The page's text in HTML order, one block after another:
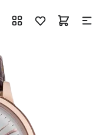
+7 ( 705 ) 181-42-50
info@vetervremeni.kz